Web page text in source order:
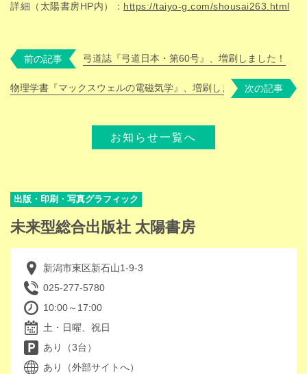
詳細（太陽書房HP内）： https://taiyo-g.com/shousai263.html
前の記事 弓道誌『弓道日本・第60号』、増刷しました！
物理学書『マックスウェルの電磁気学』、増刷しました。次の記事
お知らせ一覧へ
出版・印刷・写真グラフィック
未来型総合出版社 太陽書房
新潟市東区新石山1-9-3
025-277-5780
10:00～17:00
土・日曜、祝日
あり（3台）
あり（外部サイトへ）